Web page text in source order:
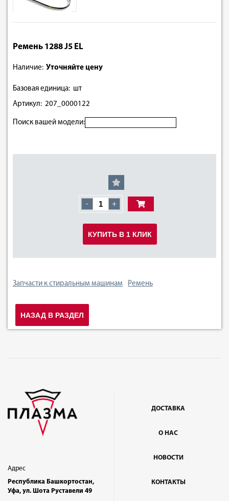
Ремень 1288 J5 EL
Наличие: Уточняйте цену
Базовая единица: шт
Артикул: 207_0000122
Поиск вашей модели:
- +
КУПИТЬ В 1 КЛИК
Запчасти к стиральным машинам Ремень
НАЗАД В РАЗДЕЛ
Адрес
Республика Башкортостан,
Уфа, ул. Шота Руставели 49
ДОСТАВКА
О НАС
НОВОСТИ
КОНТАКТЫ